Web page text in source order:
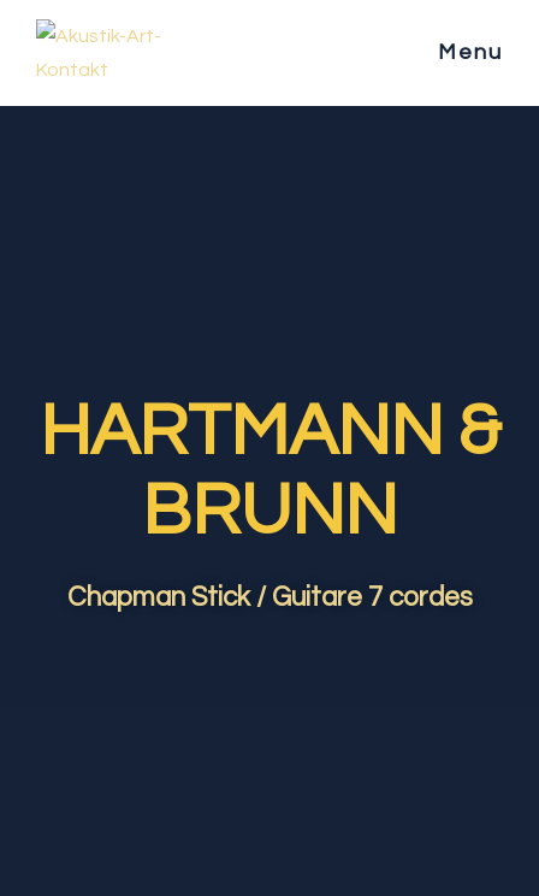
Menu
HARTMANN &
BRUNN
Chapman Stick / Guitare 7 cordes